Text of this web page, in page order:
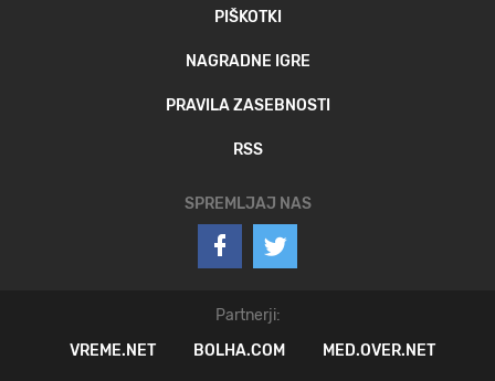
PIŠKOTKI
NAGRADNE IGRE
PRAVILA ZASEBNOSTI
RSS
SPREMLJAJ NAS
Partnerji:
VREME.NET
BOLHA.COM MED.OVER.NET